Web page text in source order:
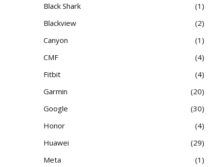
Black Shark
1
Blackview
2
Canyon
1
CMF
4
Fitbit
4
Garmin
20
Google
30
Honor
4
Huawei
29
Meta
1